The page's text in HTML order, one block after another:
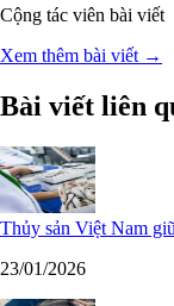
Cộng tác viên bài viết
Xem thêm bài viết →
Bài viết liên
Thủy sản Việt Nam
23/01/2026